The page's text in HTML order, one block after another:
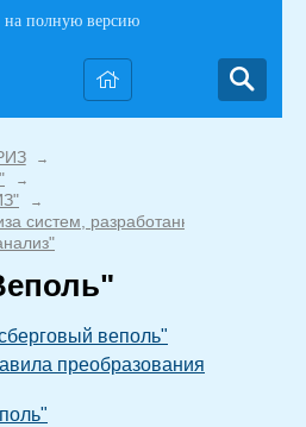
на полную версию
→
→
→
систем, разработанные в ТРИЗ"
веполь"
преобразования